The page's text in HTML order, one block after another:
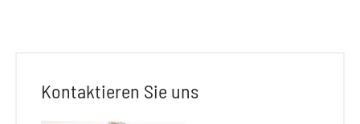
Kontaktieren Sie uns